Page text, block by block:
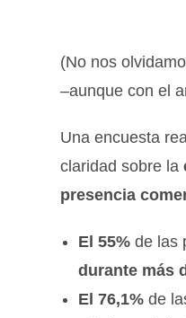
(No nos
–aunque con el
Una encuesta
claridad sobre la
presencia
El 55% de las
durante más
El 76,1% de